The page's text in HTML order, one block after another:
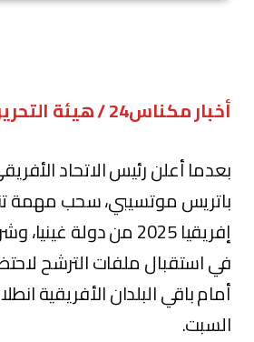
أخبار مكناس24 / هيئة التحرير
بعدما أعلن رئيس الاتحاد
باتريس موتسيبي، سحب مهمة
إفريقيا 2025 من دولة
في استقبال ملفات الترشح
أمام باقي البلدان الأفريقية
السبت.